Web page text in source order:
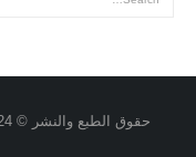
حقوق الطبع والنشر © 2024 partstud.com. جميع الحقوق محفوظة.